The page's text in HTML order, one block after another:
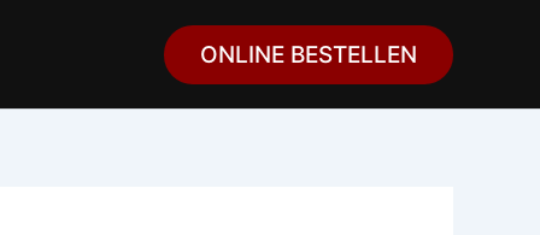
ONLINE BESTELLEN